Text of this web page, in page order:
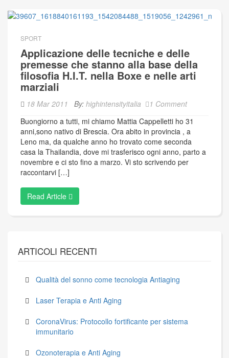
SPORT
Applicazione delle tecniche e delle
premesse che stanno alla base della
filosofia H.I.T. nella Boxe e nelle arti
marziali
18 Mar 2011 By: highintensityitalia
1 Comment
Buongiorno a tutti, mi chiamo Mattia Cappelletti ho 31
anni,sono nativo di Brescia. Ora abito in provincia , a
Leno ma, da qualche anno ho trovato come seconda
casa la Thailandia, dove mi trasferisco ogni anno, parto a
novembre e ci sto fino a marzo. Vi sto scrivendo per
raccontarvi […]
Read Article
ARTICOLI RECENTI
Qualità del sonno come tecnologia Antiaging
Laser Terapia e Anti Aging
CoronaVirus: Protocollo fortificante per sistema
immunitario
Ozonoterapia e Anti Aging